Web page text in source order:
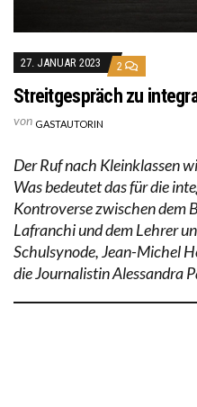
27. JANUAR 2023 2
Streitgespräch zu
von GASTAUTORIN
Der Ruf nach Kleinklassen
Was bedeutet das für die
Kontroverse zwischen dem
Lafranchi und dem Lehrer
Schulsynode, Jean-Michel
die Journalistin Alessandra